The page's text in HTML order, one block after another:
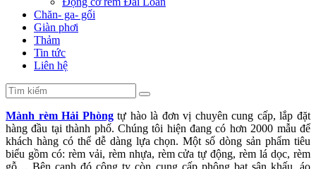
Chăn- ga- gối
Giàn phơi
Thảm
Tin tức
Liên hệ
Mành rèm Hải Phòngtự hào là đơn vị chuyên cung cấp, lắp đặt
hàng đầu tại thành phố. Chúng tôi hiện đang có hơn 2000 mẫu để
khách hàng có thể dễ dàng lựa chọn. Một số dòng sản phẩm tiêu
biểu gồm có: rèm vải, rèm nhựa, rèm cửa tự động, rèm lá dọc, rèm
gỗ… Bên cạnh đó công ty còn cung cấp phông bạt sân khấu, áo